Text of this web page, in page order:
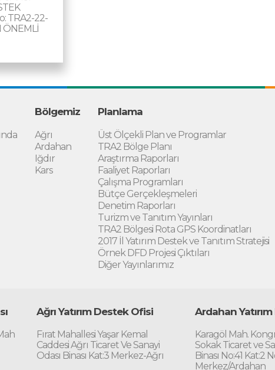
TRA2-22-
ÖNEMLİ
Bölgemiz
Ağrı
Ardahan
Iğdır
Kars
Planlama
Üst Ölçekli Plan ve Programlar
TRA2 Bölge Planı
Araştırma Raporları
Faaliyet Raporları
Çalışma Programları
Bütçe Gerçekleşmeleri
Denetim Raporları
Turizm ve Tanıtım Yayınları
TRA2 Bölgesi Rota GPS Koordinatları
2017 İl Yatırım Destek ve Tanıtım Stratejisi
Örnek DFD Projesi Çıktıları
Diğer Yayınlarımız
Ağrı Yatırım Destek Ofisi
Fırat Mahallesi Yaşar Kemal
Caddesi Ağrı Ticaret Ve Sanayi
Odası Binası Kat:3 Merkez-Ağrı
Ardahan
Karagöl Mah.
Sokak Ticaret ve
Binası No:41 Kat:2
Merkez/Ardahan